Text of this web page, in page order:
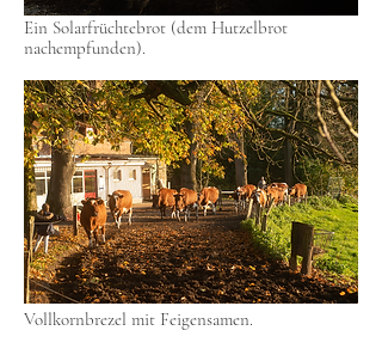
Ein Solarfrüchtebrot (dem Hutzelbrot
nachempfunden).
Vollkornbrezel mit Feigensamen.